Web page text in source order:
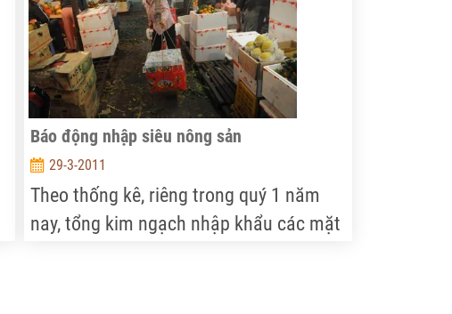
Báo động nhập siêu nông sản
29-3-2011
Theo thống kê, riêng trong quý 1 năm
nay, tổng kim ngạch nhập khẩu các mặt